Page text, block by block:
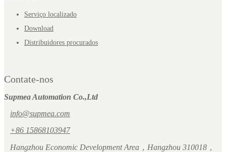
Serviço localizado
Download
Distribuidores procurados
Contate-nos
Supmea Automation Co.,Ltd
info@supmea.com
+86 15868103947
Hangzhou Economic Development Area，Hangzhou 310018，